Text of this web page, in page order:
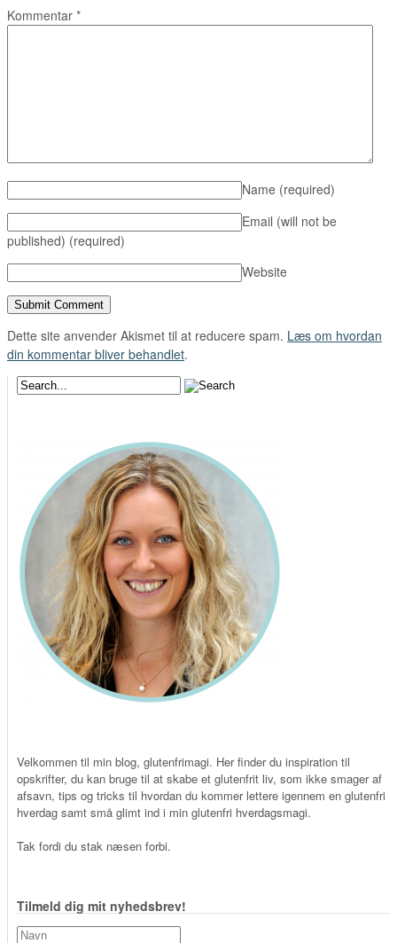
Kommentar *
Name (required)
Email (will not be
published) (required)
Website
Dette site anvender Akismet til at reducere spam. Læs om hvordan
din kommentar bliver behandlet.
Velkommen til min blog, glutenfrimagi. Her finder du inspiration til
opskrifter, du kan bruge til at skabe et glutenfrit liv, som ikke smager af
afsavn, tips og tricks til hvordan du kommer lettere igennem en glutenfri
hverdag samt små glimt ind i min glutenfri hverdagsmagi.
Tak fordi du stak næsen forbi.
Tilmeld dig mit nyhedsbrev!